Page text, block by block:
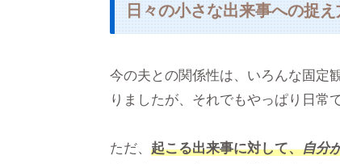
日々の小さな出来事への捉
今の夫との関係性は、いろんな固定
りましたが、それでもやっぱり日常
ただ、 起こる出来事に対して、自分